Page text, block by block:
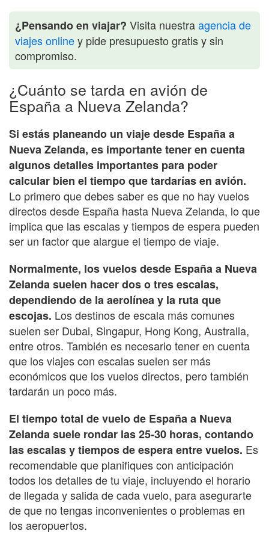
¿Pensando en viajar? Visita nuestraagencia de
viajes onliney pide presupuesto gratis y sin
compromiso.
¿Cuánto se tarda en avión de
España a Nueva Zelanda?
Si estás planeando un viaje desde España a
Nueva Zelanda, es importante tener en cuenta
algunos detalles importantes para poder
calcular bien el tiempo que tardarías en avión.
Lo primero que debes saber es que no hay vuelos
directos desde España hasta Nueva Zelanda, lo que
implica que las escalas y tiempos de espera pueden
ser un factor que alargue el tiempo de viaje.
Normalmente, los vuelos desde España a Nueva
Zelanda suelen hacer dos o tres escalas,
dependiendo de la aerolínea y la ruta que
escojas. Los destinos de escala más comunes
suelen ser Dubai, Singapur, Hong Kong, Australia,
entre otros. También es necesario tener en cuenta
que los viajes con escalas suelen ser más
económicos que los vuelos directos, pero también
tardarán un poco más.
El tiempo total de vuelo de España a Nueva
Zelanda suele rondar las 25-30 horas, contando
las escalas y tiempos de espera entre vuelos. Es
recomendable que planifiques con anticipación
todos los detalles de tu viaje, incluyendo el horario
de llegada y salida de cada vuelo, para asegurarte
de que no tengas inconvenientes o problemas en
los aeropuertos.